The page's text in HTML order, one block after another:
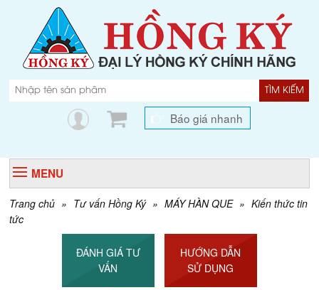
TÌM KIẾM
Báo giá nhanh
MENU
Trang chủ » Tư vấn Hồng Ký » MÁY HÀN QUE » Kiến thức tin
tức
ĐÁNH GIÁ TƯ
VẤN
HƯỚNG DẪN
SỬ DỤNG